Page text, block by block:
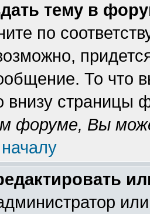
тему в
по
То что
внизу страницы
форуме, Вы